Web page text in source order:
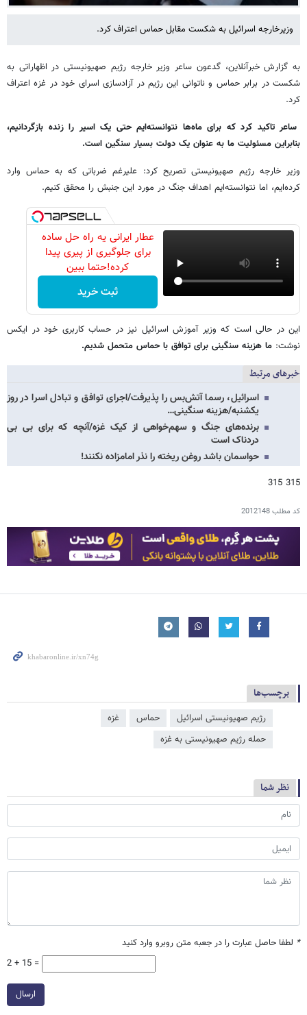
وزیرخارجه اسرائیل به شکست مقابل حماس اعتراف کرد.
به گزارش خبرآنلاین، گدعون ساعر وزیر خارجه رژیم صهیونیستی در اظهاراتی به
شکست در برابر حماس و ناتوانی این رژیم در آزادسازی اسرای خود در غزه اعتراف
کرد.
ساعر تاکید کرد که برای ماه‌ها نتوانسته‌ایم حتی یک اسیر را زنده بازگردانیم،
بنابراین مسئولیت ما به عنوان یک دولت بسیار سنگین است.
وزیر خارجه رژیم صهیونیستی تصریح کرد: علیرغم ضرباتی که به حماس وارد
کرده‌ایم، اما نتوانسته‌ایم اهداف جنگ در مورد این جنبش را محقق کنیم.
عطار ایرانی یه راه حل ساده
برای جلوگیری از پیری پیدا
کرده!حتما ببین
ثبت خرید
این در حالی است که وزیر آموزش اسرائیل نیز در حساب کاربری خود در ایکس
نوشت: ما هزینه سنگینی برای توافق با حماس متحمل شدیم.
خبرهای مرتبط
اسرائیل، رسما آتش‌بس را پذیرفت/اجرای توافق و تبادل اسرا در روز
یکشنبه/هزینه سنگینی…
برنده‌های جنگ و سهم‌خواهی از کیک غزه/آنچه که برای بی بی
دردناک است
حواسمان باشد روغن ریخته را نذر امامزاده نکنند!
315 315
کد مطلب2012148
برچسب‌ها
رژیم صهیونیستی اسرائیل حماس
غزه
حمله رژیم صهیونیستی به غزه
نظر شما
* لطفا حاصل عبارت را در جعبه متن روبرو وارد کنید
2 + 15 =
ارسال